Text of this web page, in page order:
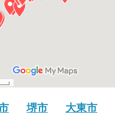
堺市 大東市